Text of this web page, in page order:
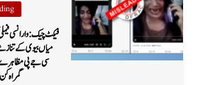
فیکٹ چیک: وارانسی
میاں بیوی کے
سی جے پی
گمراہ